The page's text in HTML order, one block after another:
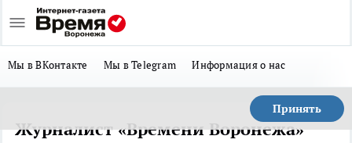
Мы в ВКонтакте Мы в Telegram Информация о нас
Принять
Журналист «Времени Воронежа»